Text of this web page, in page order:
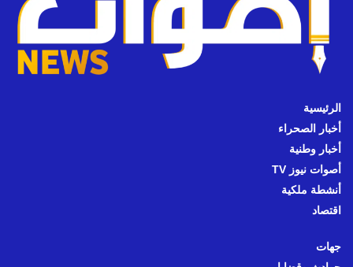
الرئيسية
أخبار الصحراء
أخبار وطنية
أصوات نيوز TV
أنشطة ملكية
اقتصاد
جهات